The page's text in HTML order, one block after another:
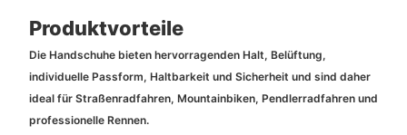
Produktvorteile
Die Handschuhe bieten hervorragenden Halt, Belüftung,
individuelle Passform, Haltbarkeit und Sicherheit und sind daher
ideal für Straßenradfahren, Mountainbiken, Pendlerradfahren und
professionelle Rennen.